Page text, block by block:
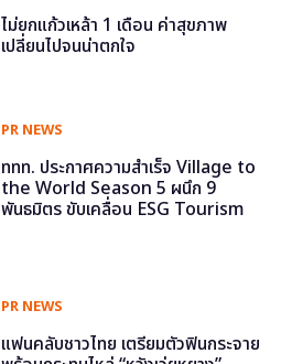
ไม่ยกแก้วเหล้า 1 เดือน ค่าสุขภาพ
เปลี่ยนไปจนน่าตกใจ
PR NEWS
ททท. ประกาศความสำเร็จ Village to
the World Season 5 ผนึก 9
พันธมิตร ขับเคลื่อน ESG Tourism
PR NEWS
แฟนคลับชาวไทย เตรียมตัวฟินกระจาย